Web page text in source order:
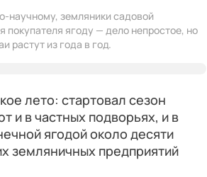
научному, земляники садовой
покупателя ягоду — дело непростое, но
растут из года в год.
лето: стартовал сезон
и в частных подворьях, и в
ягодой около десяти
земляничных предприятий